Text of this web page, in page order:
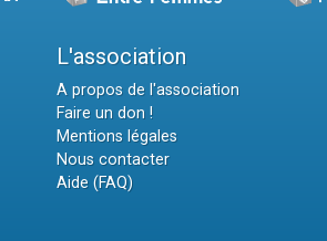
L'association
A propos de l'association
Faire un don !
Mentions légales
Nous contacter
Aide (FAQ)